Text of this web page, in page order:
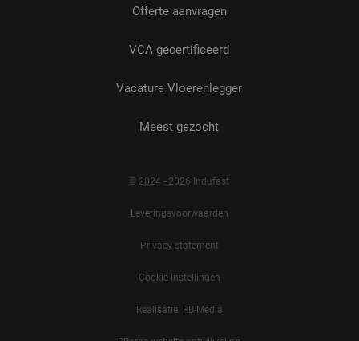
Offerte aanvragen
VCA gecertificeerd
Vacature Vloerenlegger
Meest gezocht
© 2024 - 2026 Indufast
Leveringsvoorwaarden
Privacy statement
Cookie-instellingen
Realisatie: RB-Media